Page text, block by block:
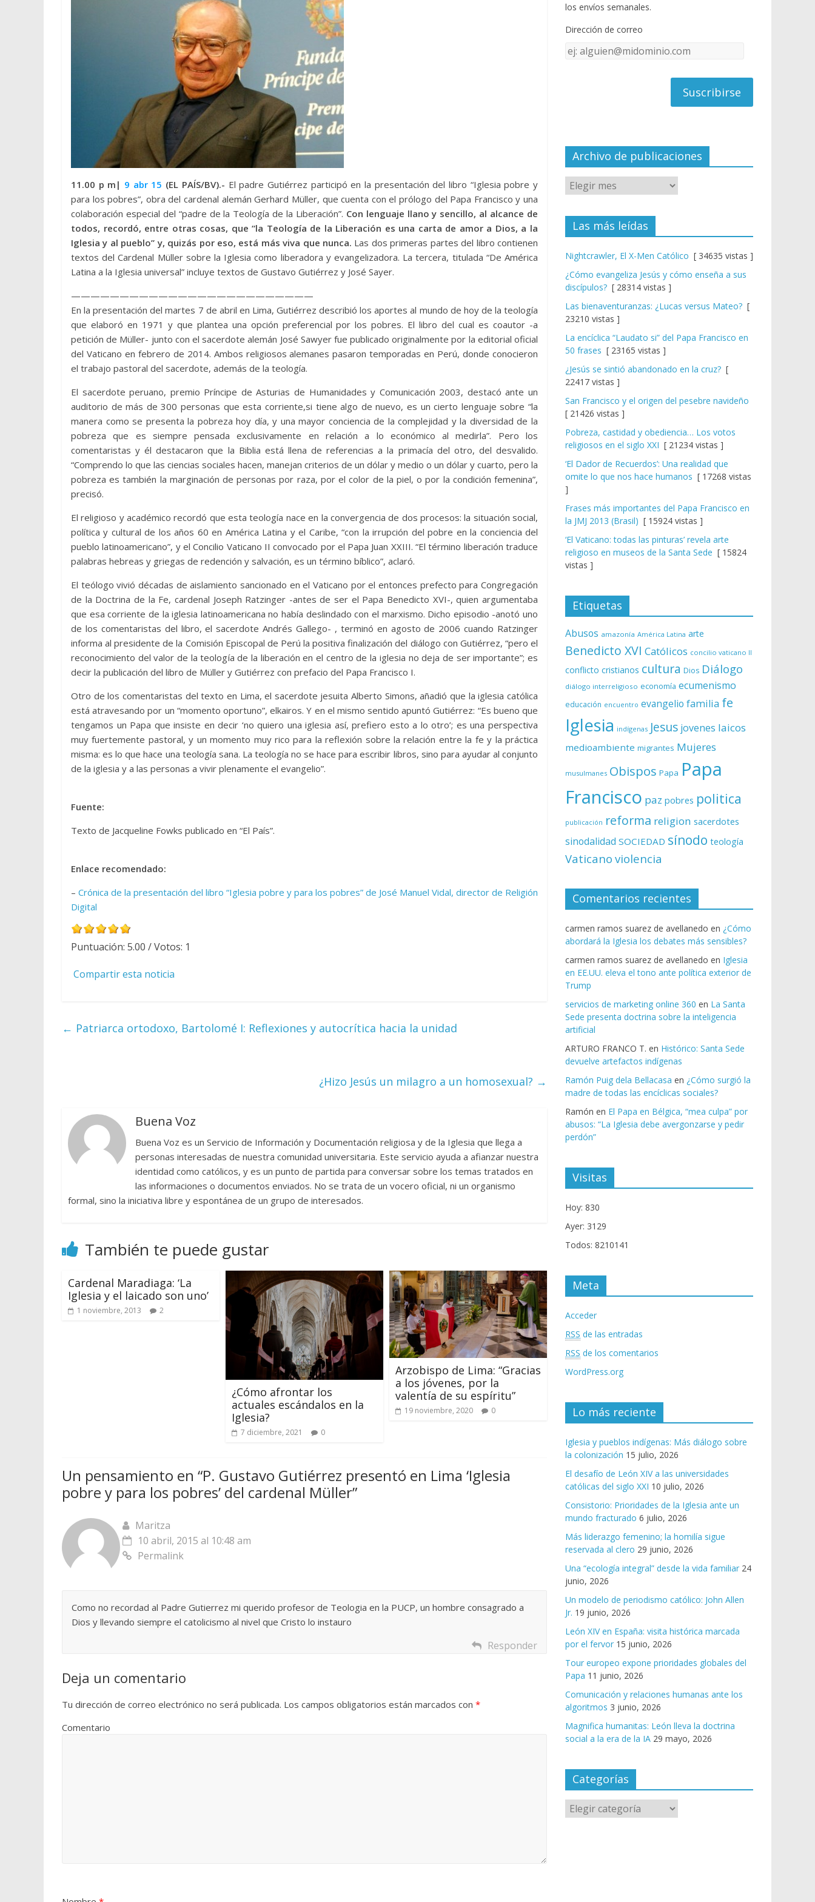
11.00 p m| 9 abr 15 (EL PAÍS/BV).- El padre Gutiérrez participó en la presentación del libro “Iglesia pobre y
para los pobres”, obra del cardenal alemán Gerhard Müller, que cuenta con el prólogo del Papa Francisco y una
colaboración especial del “padre de la Teología de la Liberación”. Con lenguaje llano y sencillo, al alcance de
todos, recordó, entre otras cosas, que “la Teología de la Liberación es una carta de amor a Dios, a la
Iglesia y al pueblo” y, quizás por eso, está más viva que nunca. Las dos primeras partes del libro contienen
textos del Cardenal Müller sobre la Iglesia como liberadora y evangelizadora. La tercera, titulada “De América
Latina a la Iglesia universal” incluye textos de Gustavo Gutiérrez y José Sayer.
—————————————————————————
En la presentación del martes 7 de abril en Lima, Gutiérrez describió los aportes al mundo de hoy de la teología
que elaboró en 1971 y que plantea una opción preferencial por los pobres. El libro del cual es coautor -a
petición de Müller- junto con el sacerdote alemán José Sawyer fue publicado originalmente por la editorial oficial
del Vaticano en febrero de 2014. Ambos religiosos alemanes pasaron temporadas en Perú, donde conocieron
el trabajo pastoral del sacerdote, además de la teología.
El sacerdote peruano, premio Príncipe de Asturias de Humanidades y Comunicación 2003, destacó ante un
auditorio de más de 300 personas que esta corriente,si tiene algo de nuevo, es un cierto lenguaje sobre “la
manera como se presenta la pobreza hoy día, y una mayor conciencia de la complejidad y la diversidad de la
pobreza que es siempre pensada exclusivamente en relación a lo económico al medirla”. Pero los
comentaristas y él destacaron que la Biblia está llena de referencias a la primacía del otro, del desvalido.
“Comprendo lo que las ciencias sociales hacen, manejan criterios de un dólar y medio o un dólar y cuarto, pero la
pobreza es también la marginación de personas por raza, por el color de la piel, o por la condición femenina”,
precisó.
El religioso y académico recordó que esta teología nace en la convergencia de dos procesos: la situación social,
política y cultural de los años 60 en América Latina y el Caribe, “con la irrupción del pobre en la conciencia del
pueblo latinoamericano”, y el Concilio Vaticano II convocado por el Papa Juan XXIII. “El término liberación traduce
palabras hebreas y griegas de redención y salvación, es un término bíblico”, aclaró.
El teólogo vivió décadas de aislamiento sancionado en el Vaticano por el entonces prefecto para Congregación
de la Doctrina de la Fe, cardenal Joseph Ratzinger -antes de ser el Papa Benedicto XVI-, quien argumentaba
que esa corriente de la iglesia latinoamericana no había deslindado con el marxismo. Dicho episodio -anotó uno
de los comentaristas del libro, el sacerdote Andrés Gallego- , terminó en agosto de 2006 cuando Ratzinger
informa al presidente de la Comisión Episcopal de Perú la positiva finalización del diálogo con Gutiérrez, “pero el
reconocimiento del valor de la teología de la liberación en el centro de la iglesia no deja de ser importante”; es
decir la publicación del libro de Müller y Gutiérrez con prefacio del Papa Francisco I.
Otro de los comentaristas del texto en Lima, el sacerdote jesuita Alberto Simons, añadió que la iglesia católica
está atravesando por un “momento oportuno”, elkairos. Y en el mismo sentido apuntó Gutiérrez: “Es bueno que
tengamos un Papa que insiste en decir ‘no quiero una iglesia así, prefiero esto a lo otro’; es una perspectiva
muy fuertemente pastoral, y un momento muy rico para la reflexión sobre la relación entre la fe y la práctica
misma: es lo que hace una teología sana. La teología no se hace para escribir libros, sino para ayudar al conjunto
de la iglesia y a las personas a vivir plenamente el evangelio”.
Fuente:
Texto de Jacqueline Fowks publicado en “El País”.
Enlace recomendado:
– Crónica de la presentación del libro “Iglesia pobre y para los pobres” de José Manuel Vidal, director de Religión
Digital
Puntuación: 5.00 / Votos: 1
Compartir esta noticia
← Patriarca ortodoxo, Bartolomé I: Reflexiones y autocrítica hacia la unidad
¿Hizo Jesús un milagro a un homosexual? →
Buena Voz
Buena Voz es un Servicio de Información y Documentación religiosa y de la Iglesia que llega a
personas interesadas de nuestra comunidad universitaria. Este servicio ayuda a afianzar nuestra
identidad como católicos, y es un punto de partida para conversar sobre los temas tratados en
las informaciones o documentos enviados. No se trata de un vocero oficial, ni un organismo
formal, sino la iniciativa libre y espontánea de un grupo de interesados.
También te puede gustar
Cardenal Maradiaga: ‘La
Iglesia y el laicado son uno’
1 noviembre, 2013 2
¿Cómo afrontar los
actuales escándalos en la
Iglesia?
7 diciembre, 2021 0
Arzobispo de Lima: “Gracias
a los jóvenes, por la
valentía de su espíritu”
19 noviembre, 2020 0
Un pensamiento en “P. Gustavo Gutiérrez presentó en Lima ‘Iglesia
pobre y para los pobres’ del cardenal Müller”
Maritza
10 abril, 2015 al 10:48 am
Permalink
Como no recordad al Padre Gutierrez mi querido profesor de Teologia en la PUCP, un hombre consagrado a
Dios y llevando siempre el catolicismo al nivel que Cristo lo instauro
Responder
Deja un comentario
Tu dirección de correo electrónico no será publicada. Los campos obligatorios están marcados con *
Comentario
o
k e
C
el
los envíos semanales.
Dirección de correo
Dirección
Archivo de publicaciones
Las más leídas
Nightcrawler, El X-Men Católico [ 34635 vistas ]
¿Cómo evangeliza Jesús y cómo enseña a sus
discípulos? [ 28314 vistas ]
Las bienaventuranzas: ¿Lucas versus Mateo? [
23210 vistas ]
La encíclica “Laudato si” del Papa Francisco en
50 frases [ 23165 vistas ]
¿Jesús se sintió abandonado en la cruz? [
22417 vistas ]
San Francisco y el origen del pesebre navideño
[ 21426 vistas ]
Pobreza, castidad y obediencia… Los votos
religiosos en el siglo XXI [ 21234 vistas ]
‘El Dador de Recuerdos’: Una realidad que
omite lo que nos hace humanos [ 17268 vistas
]
Frases más importantes del Papa Francisco en
la JMJ 2013 (Brasil) [ 15924 vistas ]
‘El Vaticano: todas las pinturas’ revela arte
religioso en museos de la Santa Sede [ 15824
vistas ]
Etiquetas
Abusos amazonía América Latina arte
Benedicto XVI Católicos concilio vaticano II
conflicto cristianos cultura Dios Diálogo
diálogo interreligioso economía ecumenismo
educación encuentro evangelio familia fe
Iglesia indígenas Jesus jovenes laicos
medioambiente migrantes Mujeres
musulmanes Obispos Papa Papa
Francisco paz pobres politica
publicación reforma religion sacerdotes
sinodalidad SOCIEDAD sínodo teología
Vaticano violencia
Comentarios recientes
carmen ramos suarez de avellanedo en ¿Cómo
abordará la Iglesia los debates más sensibles?
carmen ramos suarez de avellanedo en Iglesia
en EE.UU. eleva el tono ante política exterior de
Trump
servicios de marketing online 360 en La Santa
Sede presenta doctrina sobre la inteligencia
artificial
ARTURO FRANCO T. en Histórico: Santa Sede
devuelve artefactos indígenas
Ramón Puig dela Bellacasa en ¿Cómo surgió la
madre de todas las encíclicas sociales?
Ramón en El Papa en Bélgica, “mea culpa” por
abusos: “La Iglesia debe avergonzarse y pedir
perdón”
Visitas
Hoy: 830
Ayer: 3129
Todos: 8210141
Meta
Acceder
RSS de las entradas
RSS de los comentarios
WordPress.org
Lo más reciente
Iglesia y pueblos indígenas: Más diálogo sobre
la colonización 15 julio, 2026
El desafío de León XIV a las universidades
católicas del siglo XXI 10 julio, 2026
Consistorio: Prioridades de la Iglesia ante un
mundo fracturado 6 julio, 2026
Más liderazgo femenino; la homilía sigue
reservada al clero 29 junio, 2026
Una “ecología integral” desde la vida familiar 24
junio, 2026
Un modelo de periodismo católico: John Allen
Jr. 19 junio, 2026
León XIV en España: visita histórica marcada
por el fervor 15 junio, 2026
Tour europeo expone prioridades globales del
Papa 11 junio, 2026
Comunicación y relaciones humanas ante los
algoritmos 3 junio, 2026
Magnifica humanitas: León lleva la doctrina
social a la era de la IA 29 mayo, 2026
Categorías